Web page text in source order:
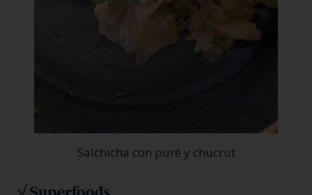
Salchicha con puré y chucrut